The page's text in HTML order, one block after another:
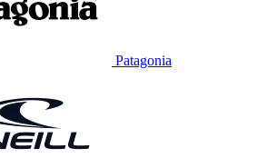
Patagonia